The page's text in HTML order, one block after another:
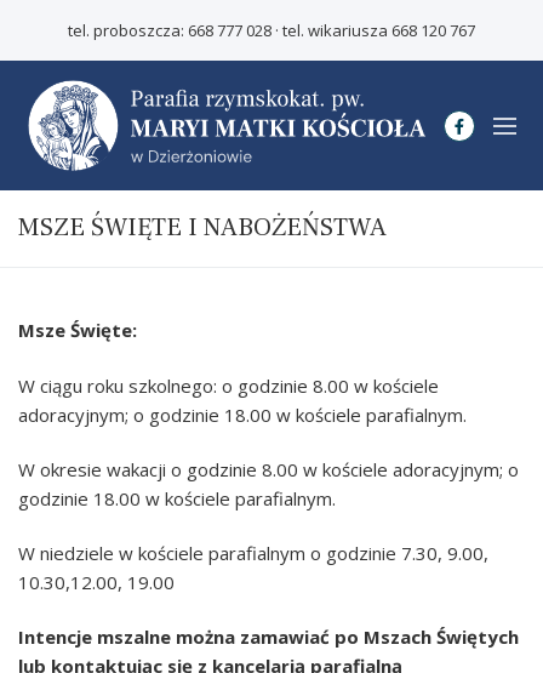
tel. proboszcza: 668 777 028 · tel. wikariusza 668 120 767
O parafii
Duszpasterze
Poradnik
I Komunia święta
Bierzmowanie
Ślub kościelny
Namaszczenie chorych
Kontakt
MSZE ŚWIĘTE I NABOŻEŃSTWA
Msze Święte:
W ciągu roku szkolnego: o godzinie 8.00 w kościele
adoracyjnym; o godzinie 18.00 w kościele parafialnym.
W okresie wakacji o godzinie 8.00 w kościele adoracyjnym; o
godzinie 18.00 w kościele parafialnym.
W niedziele w kościele parafialnym o godzinie 7.30, 9.00,
10.30,12.00, 19.00
Intencje mszalne można zamawiać po Mszach Świętych
lub kontaktując się z kancelarią parafialną